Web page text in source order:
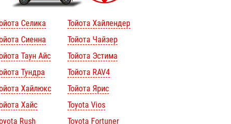
Селика
Сиенна
Таун Айс
Тундра
Хайлюкс
Хайс
Rush
Тойота Хайлендер
Тойота Чайзер
Тойота Эстима
Тойота RAV4
Тойота Ярис
Toyota Vios
Toyota Fortuner